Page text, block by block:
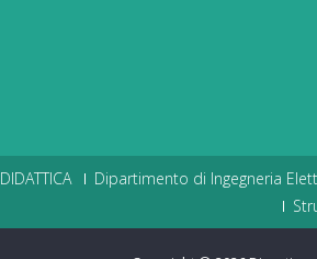
DIDATTICA Dipartimento di Ingegneria